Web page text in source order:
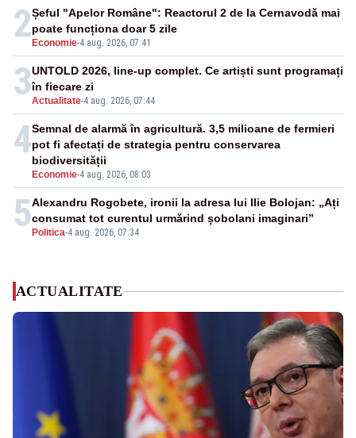
2 Economie-4 aug. 2026, 07:41
Șeful "Apelor Române": Reactorul 2 de la Cernavodă mai
poate funcționa doar 5 zile
3Actualitate-4 aug. 2026, 07:44
UNTOLD 2026, line-up complet. Ce artiști sunt programați
în fiecare zi
4
Economie-4 aug. 2026, 08:03
Semnal de alarmă în agricultură. 3,5 milioane de fermieri
pot fi afectați de strategia pentru conservarea
biodiversității
5 Politica-4 aug. 2026, 07:34
Alexandru Rogobete, ironii la adresa lui Ilie Bolojan: „Ați
consumat tot curentul urmărind șobolani imaginari”
ACTUALITATE